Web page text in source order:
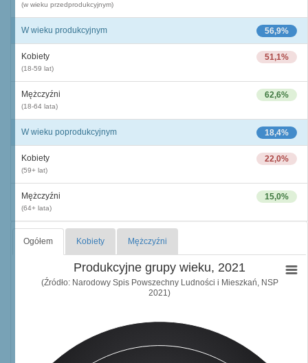
(w wieku przedprodukcyjnym)
56,9%
W wieku produkcyjnym
51,1%
Kobiety
(18-59 lat)
62,6%
Mężczyźni
(18-64 lata)
18,4%
W wieku poprodukcyjnym
22,0%
Kobiety
(59+ lat)
15,0%
Mężczyźni
(64+ lata)
Ogółem Kobiety Mężczyźni
Produkcyjne grupy wieku, 2021
(Źródło: Narodowy Spis Powszechny Ludności i Mieszkań, NSP
2021)